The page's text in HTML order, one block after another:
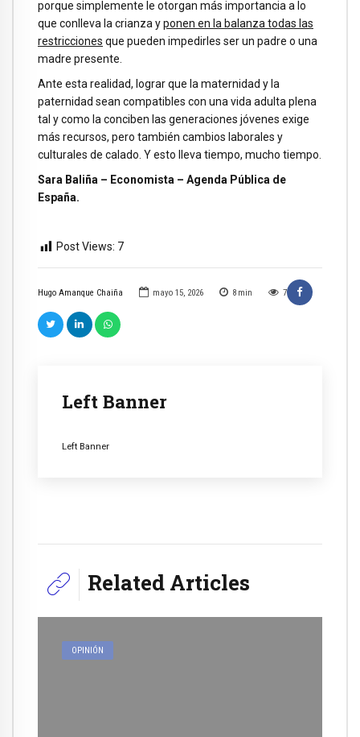
Hugo Amanque Chaiña mayo 15, 2026 8 min 7
Left Banner
Left Banner
porque simplemente le otorgan más importancia a lo
que conlleva la crianza yponen en la balanza todas las
restricciones que pueden impedirles ser un padre o una
madre presente.
Ante esta realidad, lograr que la maternidad y la
paternidad sean compatibles con una vida adulta plena
tal y como la conciben las generaciones jóvenes exige
más recursos, pero también cambios laborales y
culturales de calado. Y esto lleva tiempo, mucho tiempo.
Sara Baliña – Economista – Agenda Pública de
España.
Post Views: 7
Related Articles
OPINIÓN